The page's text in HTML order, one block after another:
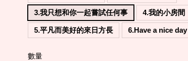
3.我只想和你一起嘗試任何事 4.我的小房間
5.平凡而美好的來日方長 6.Have a nice day
數量